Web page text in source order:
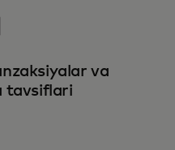
va
tavsiflari